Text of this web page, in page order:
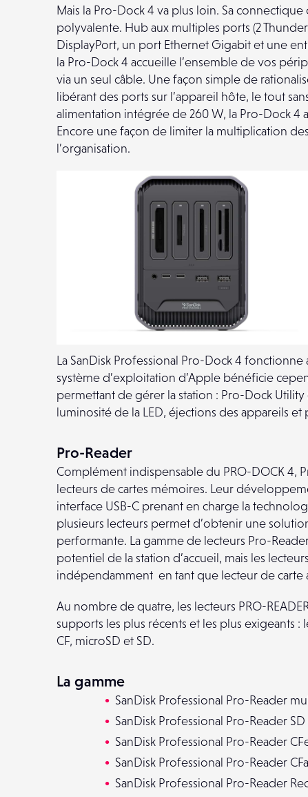
Mais la Pro-Dock 4 va plus loin. Sa
polyvalente. Hub aux multiples ports (2
DisplayPort, un port Ethernet Gigabit et une
la Pro-Dock 4 accueille l’ensemble de vos
via un seul câble. Une façon simple de
libérant des ports sur l’appareil hôte, le tout
alimentation intégrée de 260 W, la Pro-Dock 4
Encore une façon de limiter la multiplication
l’organisation.
La SanDisk Professional Pro-Dock 4
système d’exploitation d’Apple bénéficie
permettant de gérer la station : Pro-Dock
luminosité de la LED, éjections des appareils
Pro-Reader
Complément indispensable du PRO-DOCK 4,
lecteurs de cartes mémoires. Leur
interface USB-C prenant en charge la
plusieurs lecteurs permet d’obtenir une
performante. La gamme de lecteurs Pro-
potentiel de la station d’accueil, mais les
indépendamment en tant que lecteur de carte
Au nombre de quatre, les lecteurs PRO-
supports les plus récents et les plus exigeants :
CF, microSD et SD.
La gamme
SanDisk Professional Pro-Reader
SanDisk Professional Pro-Reader
SanDisk Professional Pro-Reader
SanDisk Professional Pro-Reader
SanDisk Professional Pro-Reader